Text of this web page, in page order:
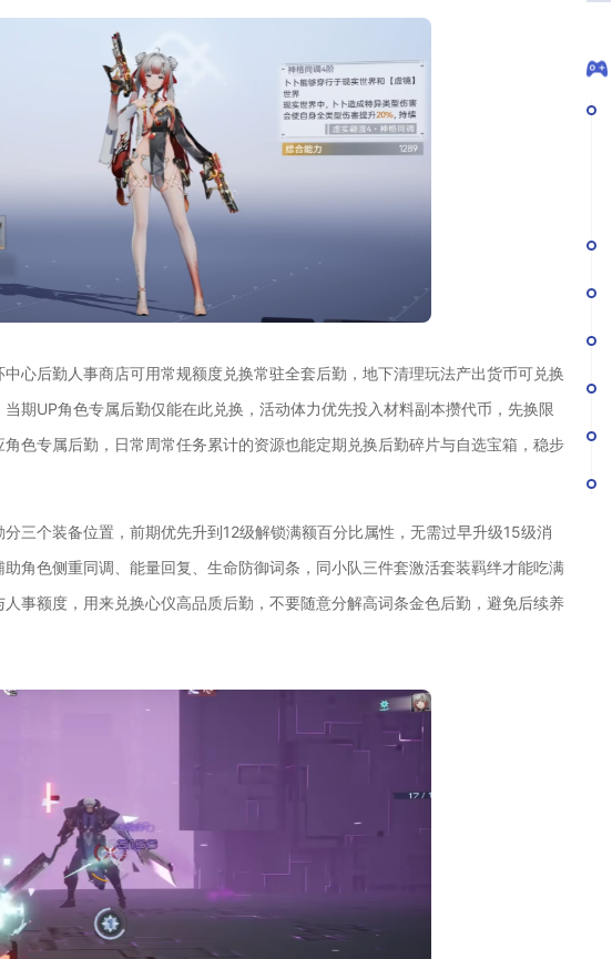
心后勤人事商店可用常规额度兑换常驻全套后勤，地下清理玩法产出货币可兑换
期UP角色专属后勤仅能在此兑换，活动体力优先投入材料副本攒代币，先换限
色专属后勤，日常周常任务累计的资源也能定期兑换后勤碎片与自选宝箱，稳步
三个装备位置，前期优先升到12级解锁满额百分比属性，无需过早升级15级消
角色侧重同调、能量回复、生命防御词条，同小队三件套激活套装羁绊才能吃满
事额度，用来兑换心仪高品质后勤，不要随意分解高词条金色后勤，避免后续养